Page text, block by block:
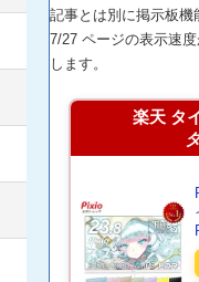
記事とは別に掲示板機
7/27 ページの表示速
します。
楽天 タ